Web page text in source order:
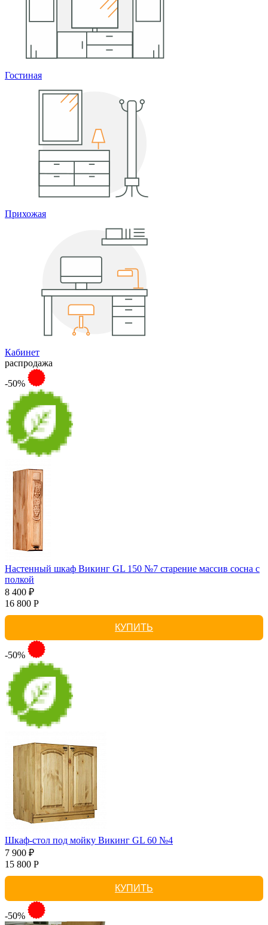
Гостиная
Прихожая
Кабинет
распродажа
-50%
Настенный шкаф Викинг GL 150 №7 старение массив сосна с
полкой
8 400 ₽
16 800 Р
КУПИТЬ
-50%
Шкаф-стол под мойку Викинг GL 60 №4
7 900 ₽
15 800 Р
КУПИТЬ
-50%